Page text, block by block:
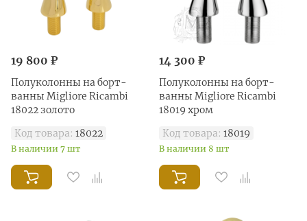
19 800 ₽
Полуколонны на борт-
ванны Migliore Ricambi
18022 золото
Код товара: 18022
В наличии 7 шт
14 300 ₽
Полуколонны на борт-
ванны Migliore Ricambi
18019 хром
Код товара: 18019
В наличии 8 шт